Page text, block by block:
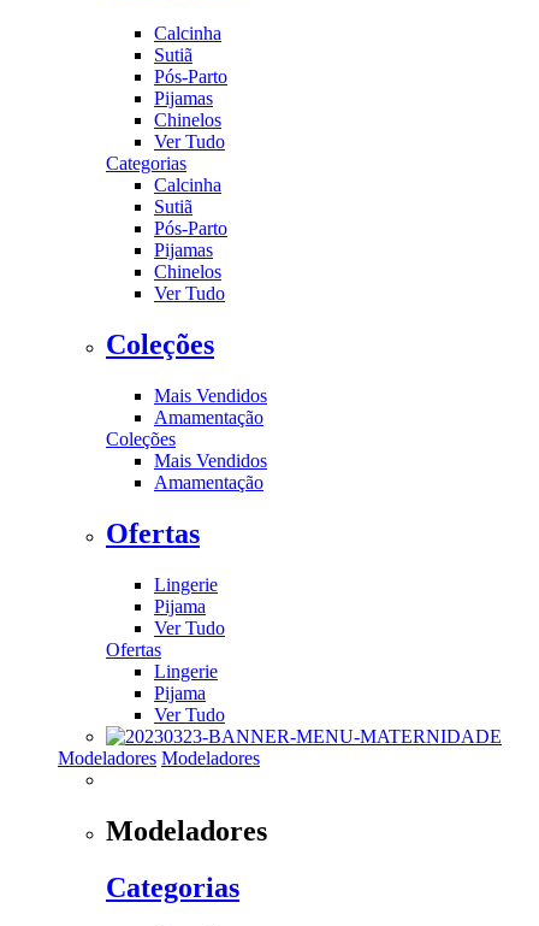
Calcinha
Sutiã
Pós-Parto
Pijamas
Chinelos
Ver Tudo
Categorias
Calcinha
Sutiã
Pós-Parto
Pijamas
Chinelos
Ver Tudo
Coleções
Mais Vendidos
Amamentação
Coleções
Mais Vendidos
Amamentação
Ofertas
Lingerie
Pijama
Ver Tudo
Ofertas
Lingerie
Pijama
Ver Tudo
Modeladores Modeladores
Modeladores
Categorias